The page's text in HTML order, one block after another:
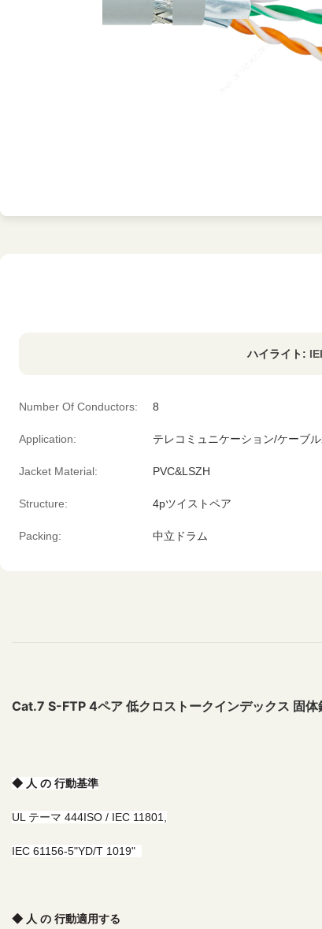
ハイライト:
Number Of Conductors: 8
Application: テレコミュニケーション/ケーブ
Jacket Material: PVC&LSZH
Structure: 4pツイストペア
Packing: 中立ドラム
Cat.7 S-FTP 4ペア 低クロストークインデックス 固体
◆ 人 の 行動基準
UL テーマ 444ISO / IEC 11801,
IEC 61156-5"YD/T 1019"
◆ 人 の 行動適用する